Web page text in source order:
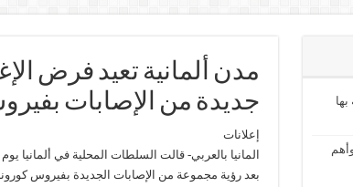
مدن ألمانية تعيد فرض
جديدة من الإصابات
إعلانات
المانيا بالعربي- قالت السلطات المحلية في ألمانيا
بعد رؤية مجموعة من الإصابات الجديدة بفيروس